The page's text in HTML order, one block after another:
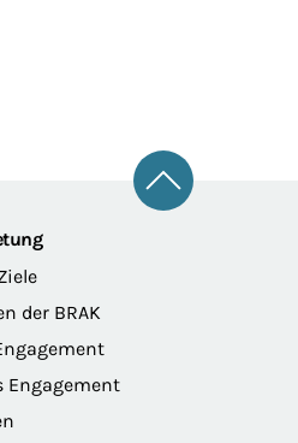
Zum
der BRAK
Engagement